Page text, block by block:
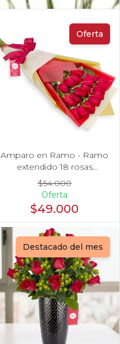
Oferta
Amparo en Ramo - Ramo
extendido 18 rosas
ecuatoriana rojo
$54.000
Oferta
$49.000
Destacado del mes